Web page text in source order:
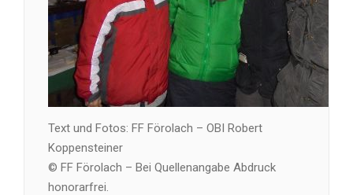
Text und Fotos: FF Förolach – OBI Robert
Koppensteiner
© FF Förolach – Bei Quellenangabe Abdruck
honorarfrei.